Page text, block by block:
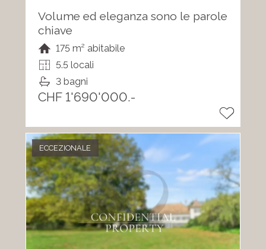
Volume ed eleganza sono le parole
chiave
175 m² abitabile
5.5 locali
3 bagni
CHF 1'690'000.-
ECCEZIONALE